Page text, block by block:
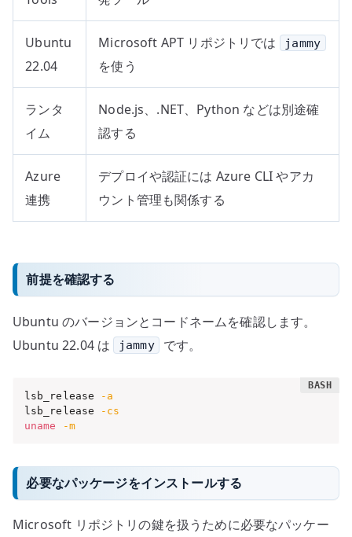
Ubuntu
22.04
Microsoft APT リポジトリでは jammy
を使う
ランタ
イム
Node.js、.NET、Python などは別途確
認する
Azure
連携
デプロイや認証には Azure CLI やアカ
ウント管理も関係する
前提を確認する
Ubuntu のバージョンとコードネームを確認します。
Ubuntu 22.04 は
jammy です。
lsb_release
-a
lsb_release
-cs
uname
-m
必要なパッケージをインストールする
Microsoft リポジトリの鍵を扱うために必要なパッケー